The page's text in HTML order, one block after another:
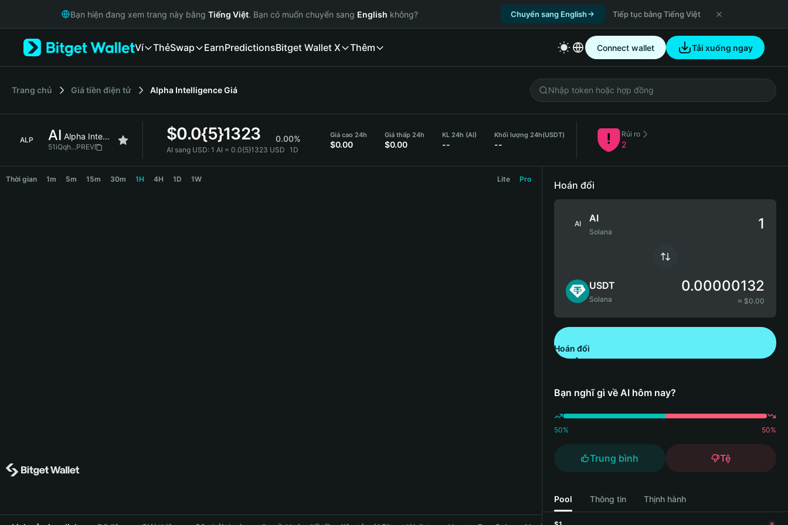
Русский
Italiano
Bahasa Indonesia
Bạn hiện đang xem trang này bằng Tiếng Việt. Bạn có muốn chuyển sang English không? Chuyển sang English Tiếp tục bằng Tiếng Việt
Ví ThẻSwap EarnPredictionsBitget Wallet X Thêm Connect wallet Tải xuống ngay
‌Trang chủ Giá tiền điện tử Alpha IntelligenceGiá
ALP AI Alpha Intelligence
51iQqh...PREV
$0.0{5}1323 0.00%
AI sang USD: 1 AI = 0.0{5}1323 USD 1D
Giá cao 24h
$0.00
Giá thấp 24h
$0.00
KL 24h (AI)
--
Khối lượng 24h(USDT)
--
Rủi ro
2
AI Price Chart
Thời gian 1m 5m 15m 30m 1H 4H 1D 1W Lite Pro
Hoán đổi
AI AI
Solana
USDT
Solana
0.00000132
≈ $0.00
Hoán đổi
Bạn nghĩ gì về AI hôm nay?
50% 50%
Trung bình Tệ
Pool Thông tin Thịnh hành